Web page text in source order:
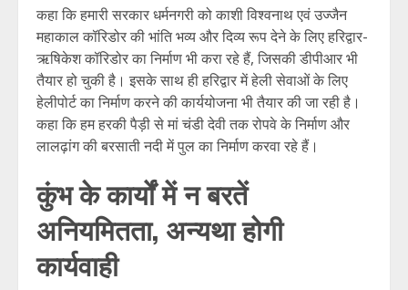
कहा कि हमारी सरकार धर्मनगरी को काशी विश्वनाथ एवं उज्जैन
महाकाल कॉरिडोर की भांति भव्य और दिव्य रूप देने के लिए हरिद्वार-
ऋषिकेश कॉरिडोर का निर्माण भी करा रहे हैं, जिसकी डीपीआर भी
तैयार हो चुकी है। इसके साथ ही हरिद्वार में हेली सेवाओं के लिए
हेलीपोर्ट का निर्माण करने की कार्ययोजना भी तैयार की जा रही है।
कहा कि हम हरकी पैड़ी से मां चंडी देवी तक रोपवे के निर्माण और
लालढ़ांग की बरसाती नदी में पुल का निर्माण करवा रहे हैं।
कुंभ के कार्यों में न बरतें
अनियमितता, अन्यथा होगी
कार्यवाही